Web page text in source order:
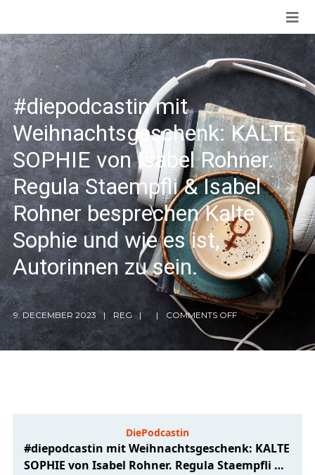
#diepodcastin mit
Weihnachtsgeschenk: KALTE
SOPHIE von Isabel Rohner.
Regula Staempfli & Isabel
Rohner besprechen Kalte
Sophie und wie es ist,
Autorinnen zu sein.
9. DECEMBER 2023 REG COMMENTS OFF